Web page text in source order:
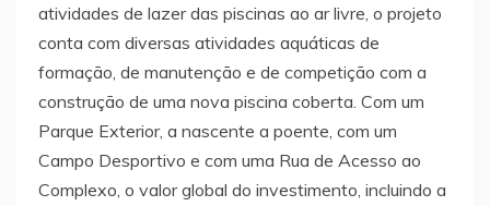
atividades de lazer das piscinas ao ar livre, o projeto
conta com diversas atividades aquáticas de
formação, de manutenção e de competição com a
construção de uma nova piscina coberta. Com um
Parque Exterior, a nascente a poente, com um
Campo Desportivo e com uma Rua de Acesso ao
Complexo, o valor global do investimento, incluindo a